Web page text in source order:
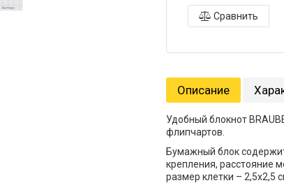
Сравнить
Описание
Удобный блокнот
флипчартов.
Бумажный блок
крепления, расстояние
размер клетки – 2,5х2,5